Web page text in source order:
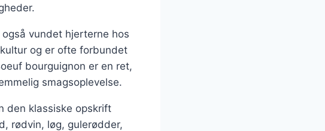
vundet hjerterne hos
og er ofte forbundet
bourguignon er en ret,
smagsoplevelse.
den klassiske opskrift
rødvin, løg, gulerødder,